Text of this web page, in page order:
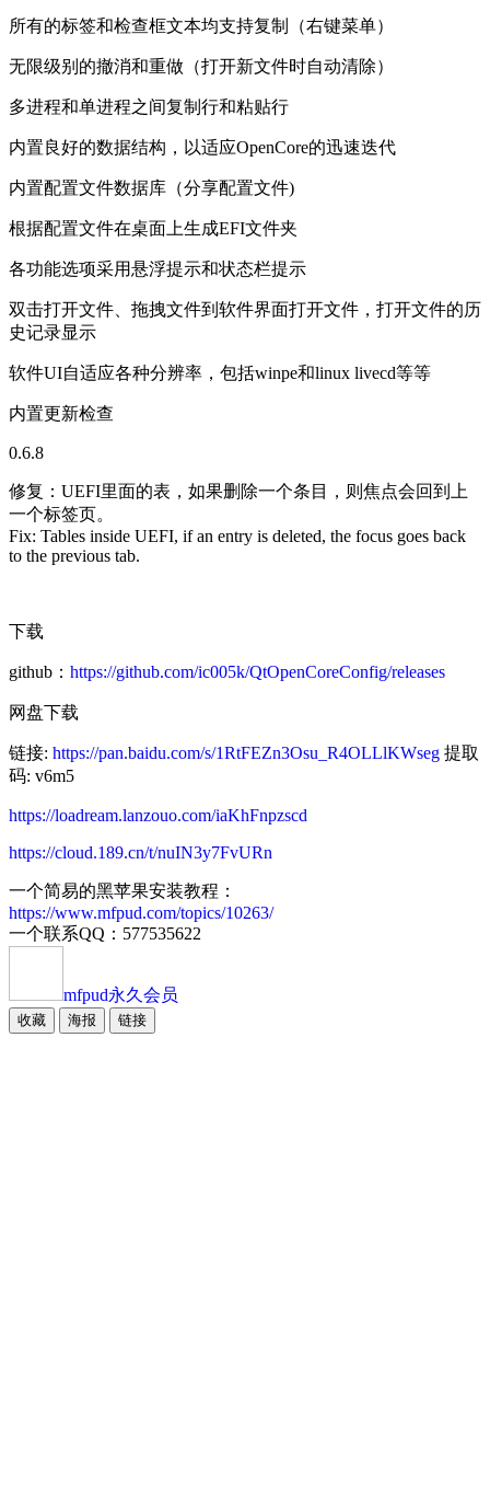
所有的标签和检查框文本均支持复制（右键菜单）
无限级别的撤消和重做（打开新文件时自动清除）
多进程和单进程之间复制行和粘贴行
内置良好的数据结构，以适应OpenCore的迅速迭代
内置配置文件数据库（分享配置文件)
根据配置文件在桌面上生成EFI文件夹
各功能选项采用悬浮提示和状态栏提示
双击打开文件、拖拽文件到软件界面打开文件，打开文件的历
史记录显示
软件UI自适应各种分辨率，包括winpe和linux livecd等等
内置更新检查
0.6.8
修复：UEFI里面的表，如果删除一个条目，则焦点会回到上
一个标签页。
Fix: Tables inside UEFI, if an entry is deleted, the focus goes back
to the previous tab.
下载
github： https://github.com/ic005k/QtOpenCoreConfig/releases
网盘下载
链接: https://pan.baidu.com/s/1RtFEZn3Osu_R4OLLlKWseg 提取
码: v6m5
https://loadream.lanzouo.com/iaKhFnpzscd
https://cloud.189.cn/t/nuIN3y7FvURn
一个简易的黑苹果安装教程：
https://www.mfpud.com/topics/10263/
一个联系QQ：577535622
mfpud永久会员
收藏 海报 链接